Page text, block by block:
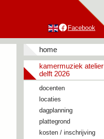
Facebook
home
kamermuziek atelier
delft 2026
docenten
locaties
dagplanning
plattegrond
kosten / inschrijving